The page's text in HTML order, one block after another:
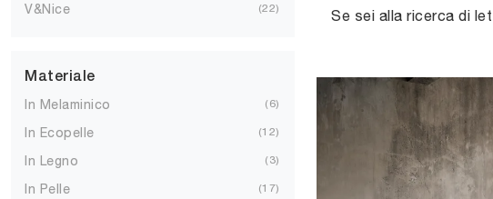
V&Nice 22
Materiale
In Melaminico 6
In Ecopelle 12
In Legno 3
In Pelle 17